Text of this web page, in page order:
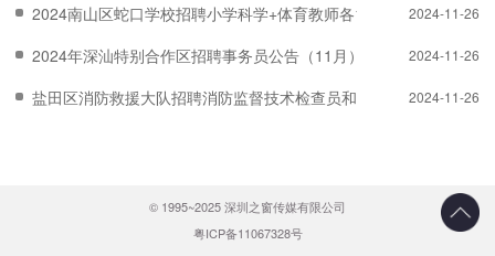
2024南山区蛇口学校招聘小学科学+体育教师各1名 2024-11-26
2024年深汕特别合作区招聘事务员公告（11月） 2024-11-26
盐田区消防救援大队招聘消防监督技术检查员和政工专干公告
2024-11-26
© 1995~2025 深圳之窗传媒有限公司
粤ICP备11067328号